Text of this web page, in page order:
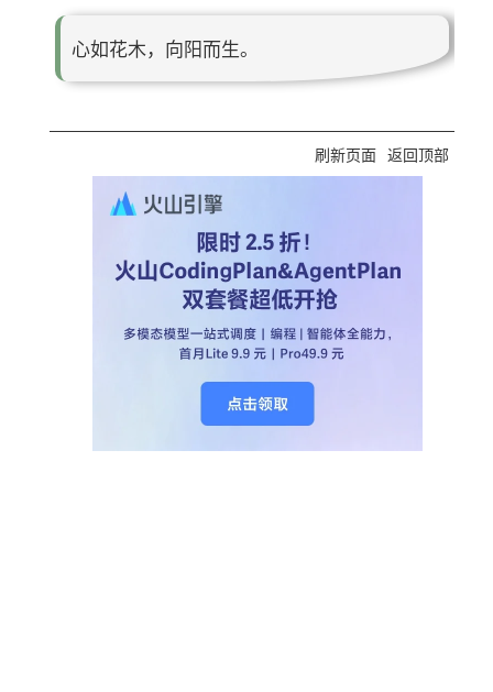
心如花木，向阳而生。
刷新页面 返回顶部